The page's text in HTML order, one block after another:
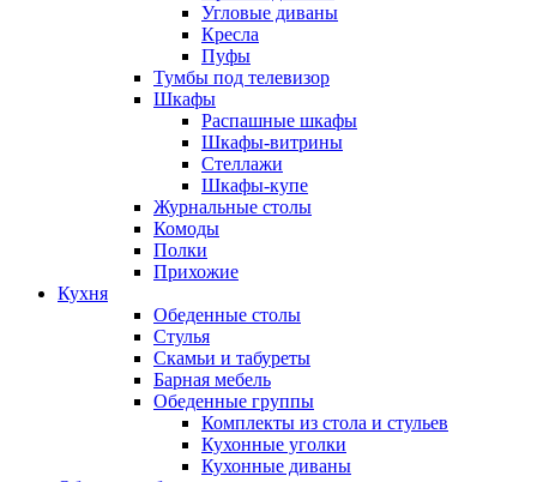
Угловые диваны
Кресла
Пуфы
Тумбы под телевизор
Шкафы
Распашные шкафы
Шкафы-витрины
Стеллажи
Шкафы-купе
Журнальные столы
Комоды
Полки
Прихожие
Кухня
Обеденные столы
Стулья
Скамьи и табуреты
Барная мебель
Обеденные группы
Комплекты из стола и стульев
Кухонные уголки
Кухонные диваны